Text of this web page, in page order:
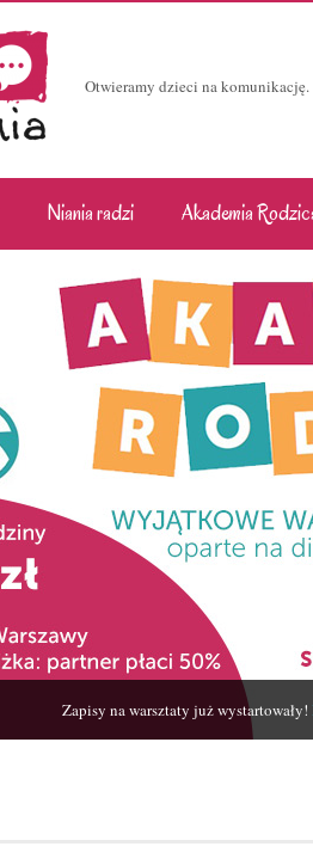
Otwieramy dzieci na
Niania radzi Akademia
Zapisy na warsztaty już wystartowały!